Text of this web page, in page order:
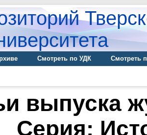
Смотреть по УДК
Смотреть
выпуска
Серия: